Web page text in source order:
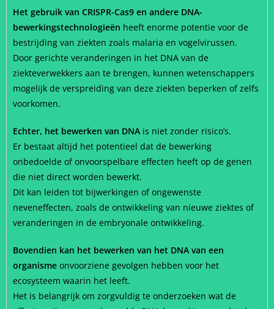
Het gebruik van CRISPR-Cas9 en andere DNA-
bewerkingstechnologieën heeft enorme potentie voor de
bestrijding van ziekten zoals malaria en vogelvirussen.
Door gerichte veranderingen in het DNA van de
ziekteverwekkers aan te brengen, kunnen wetenschappers
mogelijk de verspreiding van deze ziekten beperken of zelfs
voorkomen.
Echter, het bewerken van DNA is niet zonder risico’s.
Er bestaat altijd het potentieel dat de bewerking
onbedoelde of onvoorspelbare effecten heeft op de genen
die niet direct worden bewerkt.
Dit kan leiden tot bijwerkingen of ongewenste
neveneffecten, zoals de ontwikkeling van nieuwe ziektes of
veranderingen in de embryonale ontwikkeling.
Bovendien kan het bewerken van het DNA van een
organisme onvoorziene gevolgen hebben voor het
ecosysteem waarin het leeft.
Het is belangrijk om zorgvuldig te onderzoeken wat de